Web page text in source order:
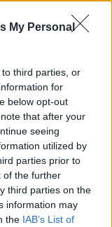
My Personal
third parties, or
for
below opt-out
that after your
seeing
utilized by
parties prior to
of the further
third parties on the
information may
the IAB’s List of
την
2 δισ.
δισ. σε
η